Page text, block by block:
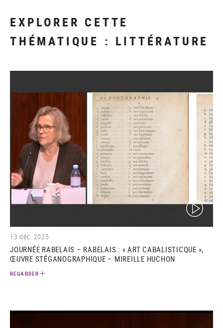
EXPLORER CETTE
THÉMATIQUE : LITTÉRATURE
(video)
13 déc. 2025
JOURNÉE RABELAIS – RABELAIS : « ART CABALISTICQUE »,
ŒUVRE STÉGANOGRAPHIQUE – MIREILLE HUCHON
REGARDER